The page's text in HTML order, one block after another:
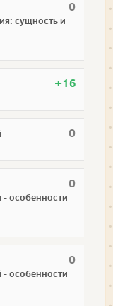
0
сущность и
+16
0
0
особенности
0
особенности